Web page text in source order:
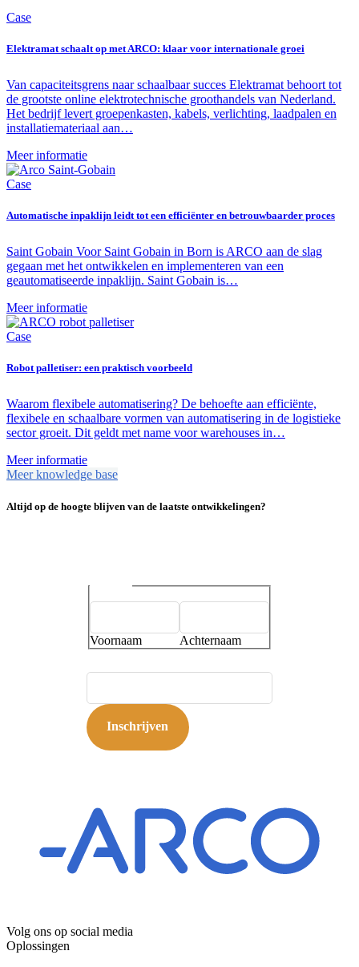
Case
Elektramat schaalt op met ARCO: klaar voor internationale groei
Van capaciteitsgrens naar schaalbaar succes Elektramat behoort tot
de grootste online elektrotechnische groothandels van Nederland.
Het bedrijf levert groepenkasten, kabels, verlichting, laadpalen en
installatiemateriaal aan…
Meer informatie
Case
Automatische inpaklijn leidt tot een efficiënter en betrouwbaarder proces
Saint Gobain Voor Saint Gobain in Born is ARCO aan de slag
gegaan met het ontwikkelen en implementeren van een
geautomatiseerde inpaklijn. Saint Gobain is…
Meer informatie
Case
Robot palletiser: een praktisch voorbeeld
Waarom flexibele automatisering? De behoefte aan efficiënte,
flexibele en schaalbare vormen van automatisering in de logistieke
sector groeit. Dit geldt met name voor warehouses in…
Meer informatie
Meer knowledge base
Altijd op de hoogte blijven van de laatste ontwikkelingen?
Voornaam
Achternaam
Inschrijven
Volg ons op social media
Oplossingen